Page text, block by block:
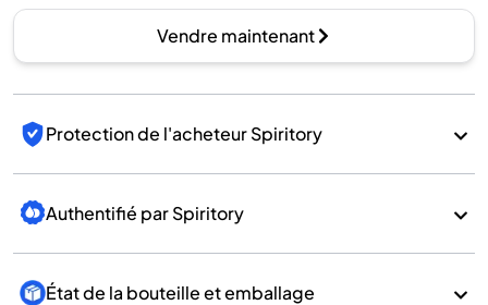
Vendre maintenant
Protection de l'acheteur Spiritory
Authentifié par Spiritory
État de la bouteille et emballage